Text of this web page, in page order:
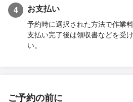
4 お支払い
予約時に選択された方法で作業
支払い完了後は領収書などを受
い。
ご予約の前に